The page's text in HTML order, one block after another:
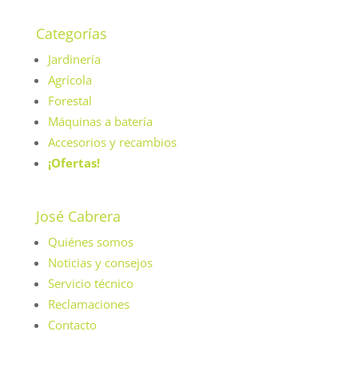
Categorías
Jardinería
Agrícola
Forestal
Máquinas a batería
Accesorios y recambios
¡Ofertas!
José Cabrera
Quiénes somos
Noticias y consejos
Servicio técnico
Reclamaciones
Contacto